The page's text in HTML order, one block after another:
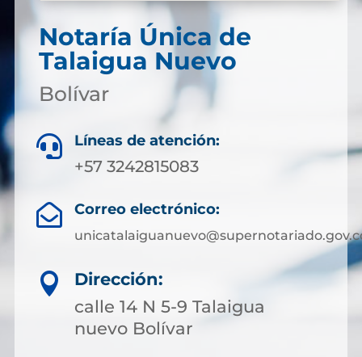
Notaría Única de
Talaigua Nuevo
Bolívar
 Líneas de atención:
+57 3242815083
 Correo electrónico:

Dirección:
calle 14 N 5-9 Talaigua
nuevo Bolívar